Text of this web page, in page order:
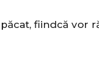
fiindcă vor